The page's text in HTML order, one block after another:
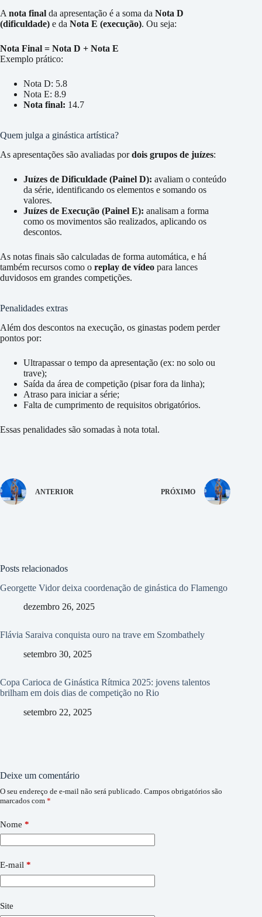
A nota final da apresentação é a soma da Nota D
(dificuldade) e da Nota E (execução). Ou seja:
Nota Final = Nota D + Nota E
Exemplo prático:
Nota D: 5.8
Nota E: 8.9
Nota final: 14.7
Quem julga a ginástica artística?
As apresentações são avaliadas pordois grupos de juízes:
Juízes de Dificuldade (Painel D): avaliam o conteúdo
da série, identificando os elementos e somando os
valores.
Juízes de Execução (Painel E): analisam a forma
como os movimentos são realizados, aplicando os
descontos.
As notas finais são calculadas de forma automática, e há
também recursos como o replay de vídeo para lances
duvidosos em grandes competições.
Penalidades extras
Além dos descontos na execução, os ginastas podem perder
pontos por:
Ultrapassar o tempo da apresentação (ex: no solo ou
trave);
Saída da área de competição (pisar fora da linha);
Atraso para iniciar a série;
Falta de cumprimento de requisitos obrigatórios.
Essas penalidades são somadas à nota total.
ANTERIOR PRÓXIMO
Posts relacionados
Georgette Vidor deixa coordenação de ginástica do Flamengo
dezembro 26, 2025
Flávia Saraiva conquista ouro na trave em Szombathely
setembro 30, 2025
Copa Carioca de Ginástica Rítmica 2025: jovens talentos
brilham em dois dias de competição no Rio
setembro 22, 2025
Deixe um comentário
O seu endereço de e-mail não será publicado. Campos obrigatórios são
marcados com *
Nome *
E-mail *
Site